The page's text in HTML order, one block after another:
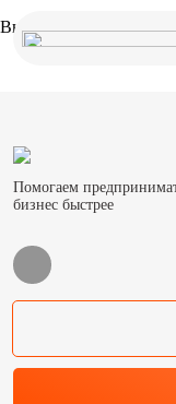
Вы не авторизованы
Помогаем
бизнес быстрее